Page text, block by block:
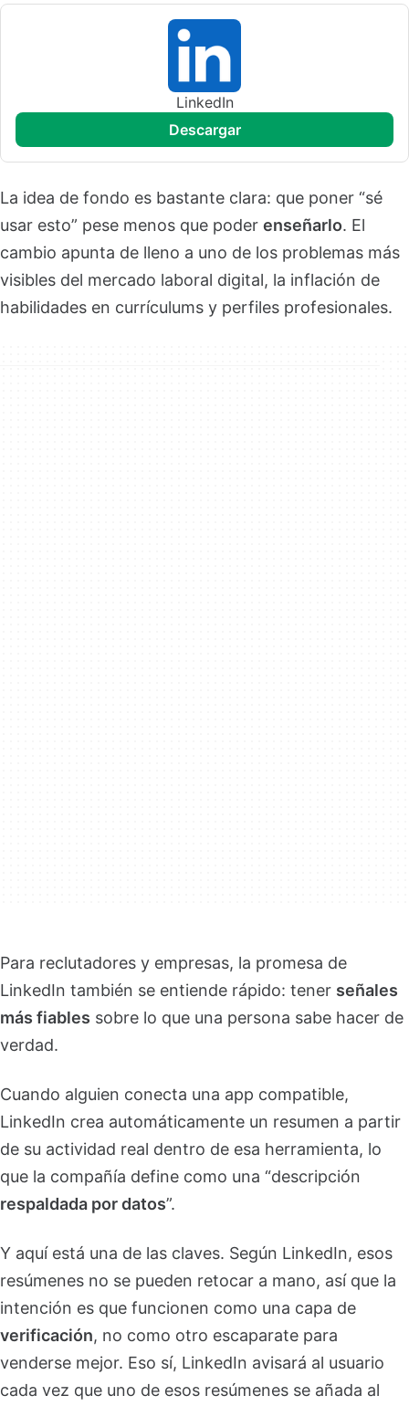
LinkedIn
descargar
La idea de fondo es bastante clara: que poner “sé
usar esto” pese menos que poder enseñarlo. El
cambio apunta de lleno a uno de los problemas más
visibles del mercado laboral digital, la inflación de
habilidades en currículums y perfiles profesionales.
Para reclutadores y empresas, la promesa de
LinkedIn también se entiende rápido: tener señales
más fiables sobre lo que una persona sabe hacer de
verdad.
Cuando alguien conecta una app compatible,
LinkedIn crea automáticamente un resumen a partir
de su actividad real dentro de esa herramienta, lo
que la compañía define como una “descripción
respaldada por datos”.
Y aquí está una de las claves. Según LinkedIn, esos
resúmenes no se pueden retocar a mano, así que la
intención es que funcionen como una capa de
verificación, no como otro escaparate para
venderse mejor. Eso sí, LinkedIn avisará al usuario
cada vez que uno de esos resúmenes se añada al